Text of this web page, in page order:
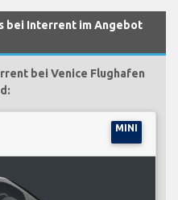
bei Interrent im Angebot
bei Venice Flughafen
MINI